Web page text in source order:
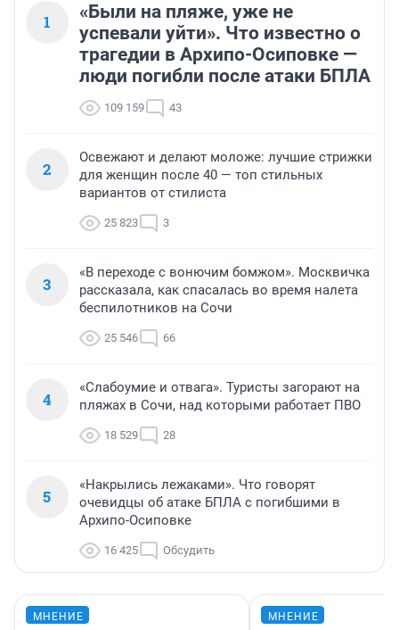
1
«Были на пляже, уже не
успевали уйти». Что известно о
трагедии в Архипо-Осиповке —
люди погибли после атаки БПЛА
109 159 43
2
Освежают и делают моложе: лучшие стрижки
для женщин после 40 — топ стильных
вариантов от стилиста
25 823 3
3
«В переходе с вонючим бомжом». Москвичка
рассказала, как спасалась во время налета
беспилотников на Сочи
25 546 66
4
«Слабоумие и отвага». Туристы загорают на
пляжах в Сочи, над которыми работает ПВО
18 529 28
5
«Накрылись лежаками». Что говорят
очевидцы об атаке БПЛА с погибшими в
Архипо-Осиповке
16 425 Обсудить
МНЕНИЕ МНЕНИЕ